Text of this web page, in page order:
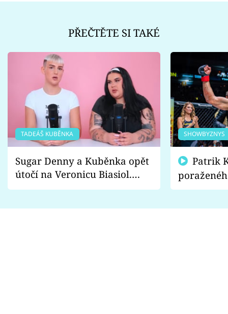
PŘEČTĚTE SI TAKÉ
TADEÁŠ KUBĚNKA
Sugar Denny a Kuběnka opět
útočí na Veronicu Biasiol.
Proč je podle nich falešná a
SHOWBYZNYS
fanoušci